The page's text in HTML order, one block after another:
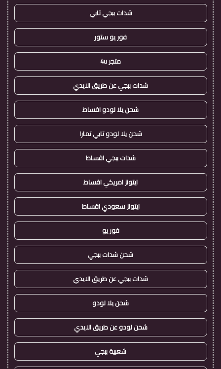
شدات ببجي تابي
فور يو ستور
متجر 4u
شدات ببجي عن طريق الايدي
شحن يلا لودو اقساط
شحن يلا لودو تابي تمارا
شدات ببجي اقساط
ايتونز امريكي اقساط
ايتونز سعودي اقساط
فور يو
شحن شدات ببجي
شدات ببجي عن طريق الايدي
شحن يلا لودو
شحن لودو عن طريق الايدي
شعبية ببجي